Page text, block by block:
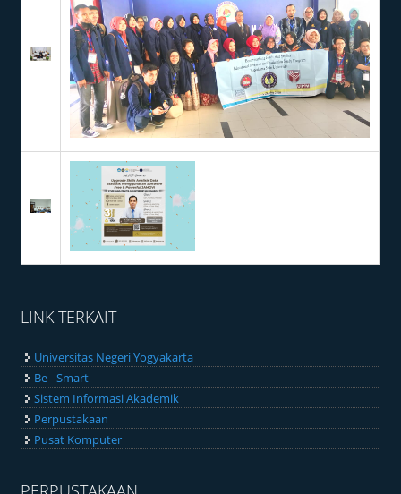
LINK TERKAIT
Universitas Negeri Yogyakarta
Be - Smart
Sistem Informasi Akademik
Perpustakaan
Pusat Komputer